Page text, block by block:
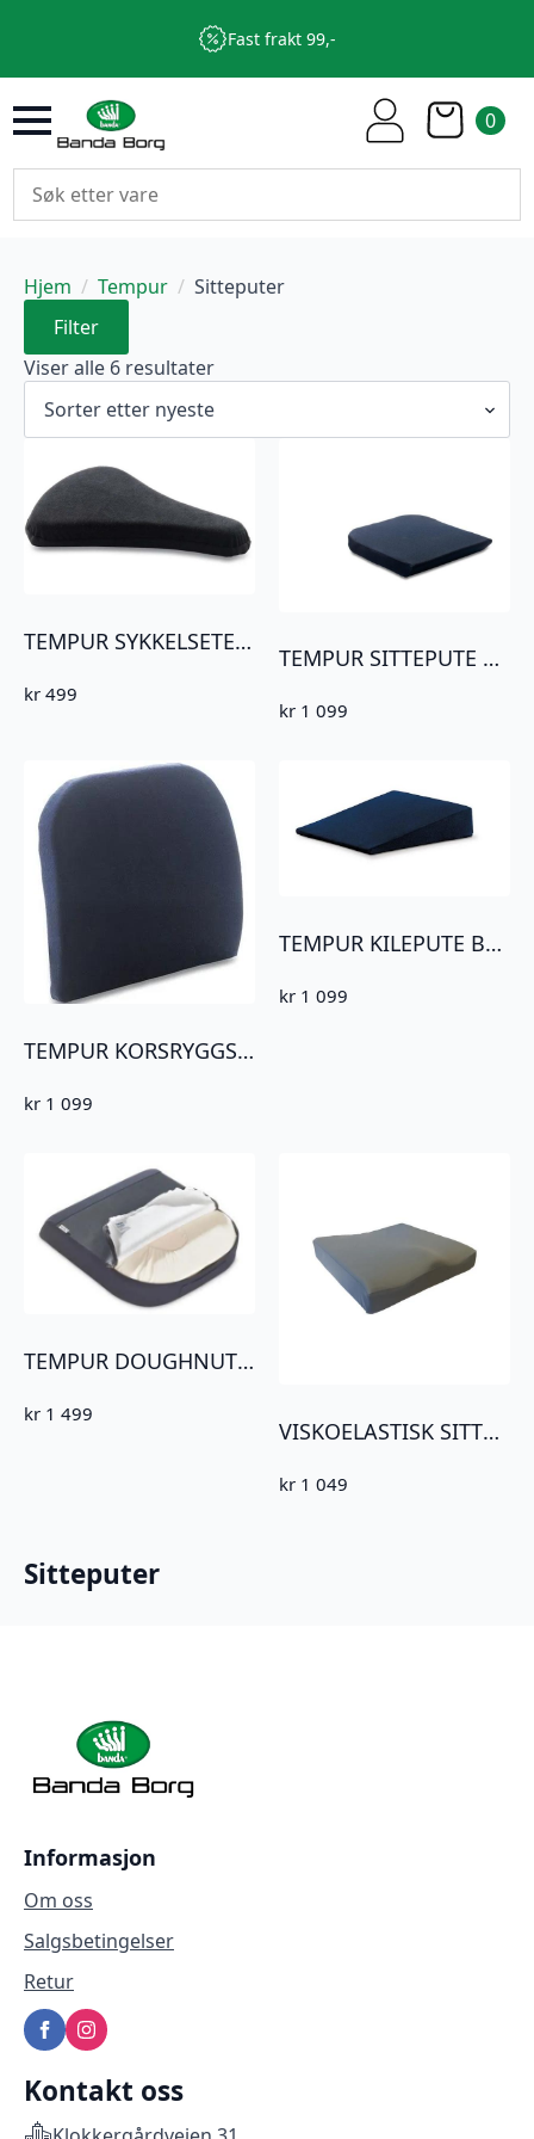
Fast frakt 99,-
0
Hjem Tempur
Sitteputer
Filter
Viser alle 6 resultaterSortert
nyeste
TEMPUR SYKKELSETE SORT TREKK JUSTERBART
kr 499
TEMPUR SITTEPUTE BLÅTT JERSEYTREKK 40X42X5
kr 1 099
TEMPUR KORSRYGGSTØTTE BLÅTT JERSEYTREKK 36X36X7CM
kr 1 099
TEMPUR KILEPUTE BLÅTT JERSEYTREKK
kr 1 099
TEMPUR DOUGHNUT BLÅ JERSEY 40X42X5CM
kr 1 499
VISKOELASTISK SITTEPUTE 42x42x8cm
kr 1 049
Sitteputer
Informasjon
Om oss
Salgsbetingelser
Retur
Kontakt oss